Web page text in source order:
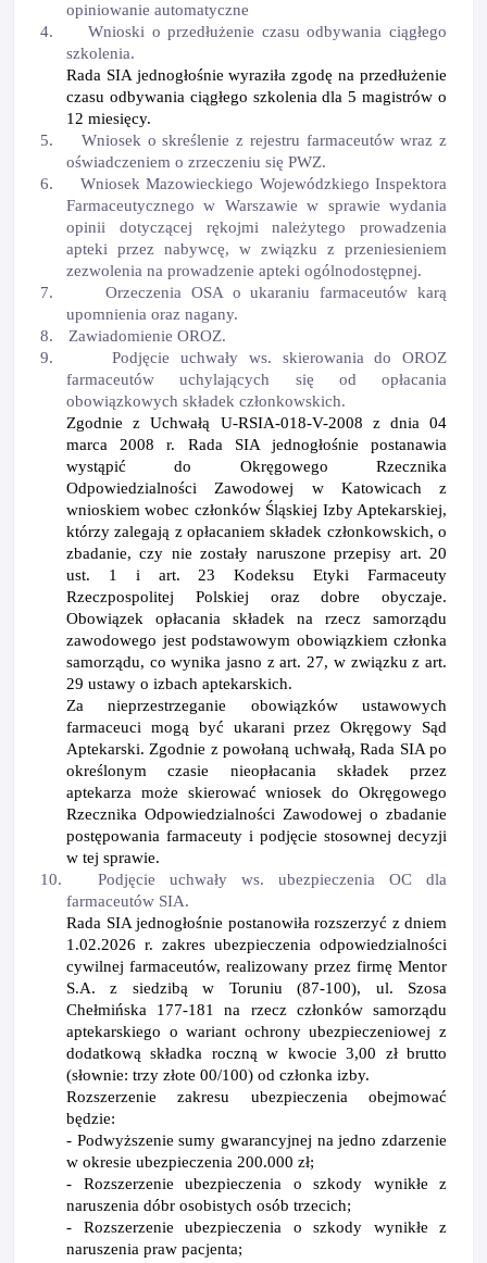
opiniowanie automatyczne
4.
Wnioski o przedłużenie czasu odbywania ciągłego
szkolenia.
Rada SIA jednogłośnie wyraziła zgodę na przedłużenie
czasu odbywania ciągłego szkolenia dla 5 magistrów o
12 miesięcy.
5.
Wniosek o skreślenie z rejestru farmaceutów wraz z
oświadczeniem o zrzeczeniu się PWZ.
6.
Wniosek Mazowieckiego Wojewódzkiego Inspektora
Farmaceutycznego w Warszawie w sprawie wydania
opinii dotyczącej rękojmi należytego prowadzenia
apteki przez nabywcę, w związku z przeniesieniem
zezwolenia na prowadzenie apteki ogólnodostępnej.
7.
Orzeczenia OSA o ukaraniu farmaceutów karą
upomnienia oraz nagany.
8.
Zawiadomienie OROZ.
9.
Podjęcie uchwały ws. skierowania do OROZ
farmaceutów uchylających się od opłacania
obowiązkowych składek członkowskich.
Zgodnie z Uchwałą U-RSIA-018-V-2008 z dnia 04
marca 2008 r. Rada SIA jednogłośnie postanawia
wystąpić do Okręgowego Rzecznika
Odpowiedzialności Zawodowej w Katowicach z
wnioskiem wobec członków Śląskiej Izby Aptekarskiej,
którzy zalegają z opłacaniem składek członkowskich, o
zbadanie, czy nie zostały naruszone przepisy art. 20
ust. 1 i art. 23 Kodeksu Etyki Farmaceuty
Rzeczpospolitej Polskiej oraz dobre obyczaje.
Obowiązek opłacania składek na rzecz samorządu
zawodowego jest podstawowym obowiązkiem członka
samorządu, co wynika jasno z art. 27, w związku z art.
29 ustawy o izbach aptekarskich.
Za nieprzestrzeganie obowiązków ustawowych
farmaceuci mogą być ukarani przez Okręgowy Sąd
Aptekarski. Zgodnie z powołaną uchwałą, Rada SIA po
określonym czasie nieopłacania składek przez
aptekarza może skierować wniosek do Okręgowego
Rzecznika Odpowiedzialności Zawodowej o zbadanie
postępowania farmaceuty i podjęcie stosownej decyzji
w tej sprawie.
10.
Podjęcie uchwały ws. ubezpieczenia OC dla
farmaceutów SIA.
Rada SIA jednogłośnie postanowiła rozszerzyć z dniem
1.02.2026 r. zakres ubezpieczenia odpowiedzialności
cywilnej farmaceutów, realizowany przez firmę Mentor
S.A. z siedzibą w Toruniu (87-100), ul. Szosa
Chełmińska 177-181 na rzecz członków samorządu
aptekarskiego o wariant ochrony ubezpieczeniowej z
dodatkową składka roczną w kwocie 3,00 zł brutto
(słownie: trzy złote 00/100) od członka izby.
Rozszerzenie zakresu ubezpieczenia obejmować
będzie:
- Podwyższenie sumy gwarancyjnej na jedno zdarzenie
w okresie ubezpieczenia 200.000 zł;
- Rozszerzenie ubezpieczenia o szkody wynikłe z
naruszenia dóbr osobistych osób trzecich;
- Rozszerzenie ubezpieczenia o szkody wynikłe z
naruszenia praw pacjenta;